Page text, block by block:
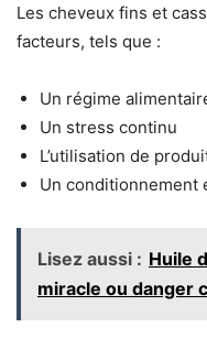
Les cheveux fins et
facteurs, tels que :
Un régime
Un stress continu
L’utilisation de
Un conditionnement
Lisez aussi : Huile
miracle ou danger